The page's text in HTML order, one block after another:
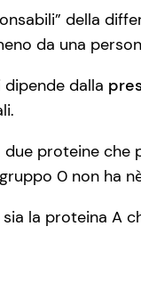
della
da una
dipende dalla
due proteine che
0 non ha nè
la proteina A